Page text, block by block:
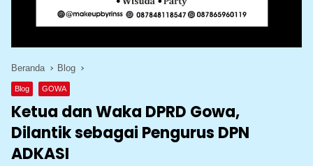
Beranda Blog
Blog GOWA
Ketua dan Waka DPRD Gowa,
Dilantik sebagai Pengurus DPN
ADKASI